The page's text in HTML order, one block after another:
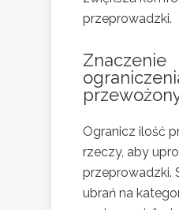
przeprowadzki.
Znaczenie
Ogranicz ilość
rzeczy, aby
przeprowadzki.
ubrań na